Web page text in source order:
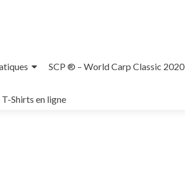
SCP ® – World Carp Classic 2020
Shirts en ligne